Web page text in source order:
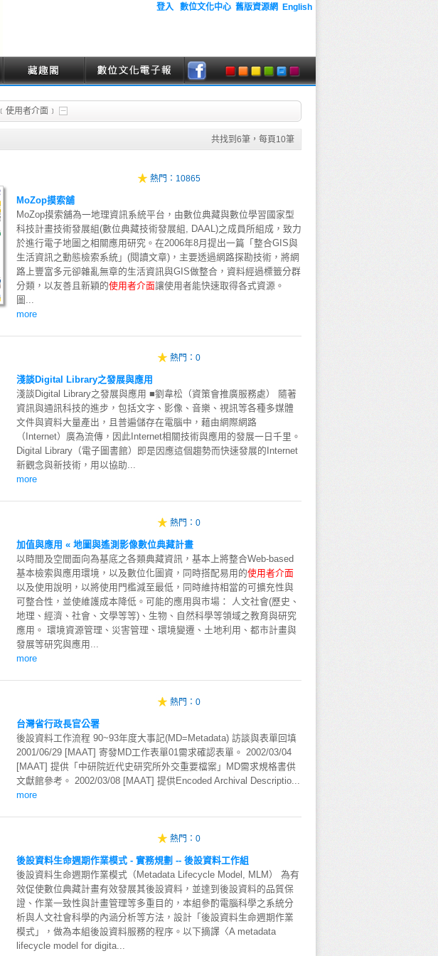
登入 數位文化中心 舊版資源網 English
﹝使用者介面﹞
共找到 6筆，每頁 10筆
熱門： 10865
MoZop摸索舖
MoZop摸索舖為一地理資訊系統平台，由數位典藏與數位學習國家型
科技計畫技術發展組(數位典藏技術發展組, DAAL)之成員所組成，致力
於進行電子地圖之相關應用研究。在2006年8月提出一篇「整合GIS與
生活資訊之動態檢索系統」(閱讀文章)，主要透過網路探勘技術，將網
路上豐富多元卻雜亂無章的生活資訊與GIS做整合，資料經過標籤分群
分類，以友善且新穎的使用者介面讓使用者能快速取得各式資源。
圖...
more
熱門： 0
淺談Digital Library之發展與應用
淺談Digital Library之發展與應用 ■劉韋松（資策會推廣服務處） 隨著
資訊與通訊科技的進步，包括文字、影像、音樂、視訊等各種多媒體
文件與資料大量產出，且普遍儲存在電腦中，藉由網際網路
（Internet）廣為流傳，因此Internet相關技術與應用的發展一日千里。
Digital Library（電子圖書館）即是因應這個趨勢而快速發展的Internet
新觀念與新技術，用以協助...
more
熱門： 0
加值與應用 « 地圖與遙測影像數位典藏計畫
以時間及空間面向為基底之各類典藏資訊，基本上將整合Web-based
基本檢索與應用環境，以及數位化圖資，同時搭配易用的使用者介面
以及使用說明，以將使用門檻減至最低，同時維持相當的可擴充性與
可整合性，並使維護成本降低。可能的應用與市場： 人文社會(歷史、
地理、經濟、社會、文學等等)、生物、自然科學等領域之教育與研究
應用。 環境資源管理、災害管理、環境變遷、土地利用、都市計畫與
發展等研究與應用...
more
熱門： 0
台灣省行政長官公署
後設資料工作流程 90~93年度大事記(MD=Metadata) 訪談與表單回填
2001/06/29 [MAAT] 寄發MD工作表單01需求確認表單。 2002/03/04
[MAAT] 提供「中研院近代史研究所外交重要檔案」MD需求規格書供
文獻館參考。 2002/03/08 [MAAT] 提供Encoded Archival Descriptio...
more
熱門： 0
後設資料生命週期作業模式 - 實務規劃 -- 後設資料工作組
後設資料生命週期作業模式（Metadata Lifecycle Model, MLM） 為有
效促使數位典藏計畫有效發展其後設資料，並達到後設資料的品質保
證、作業一致性與計畫管理等多重目的，本組參酌電腦科學之系統分
析與人文社會科學的內涵分析等方法，設計「後設資料生命週期作業
模式」，做為本組後設資料服務的程序。以下摘譯〈A metadata
lifecycle model for digita...